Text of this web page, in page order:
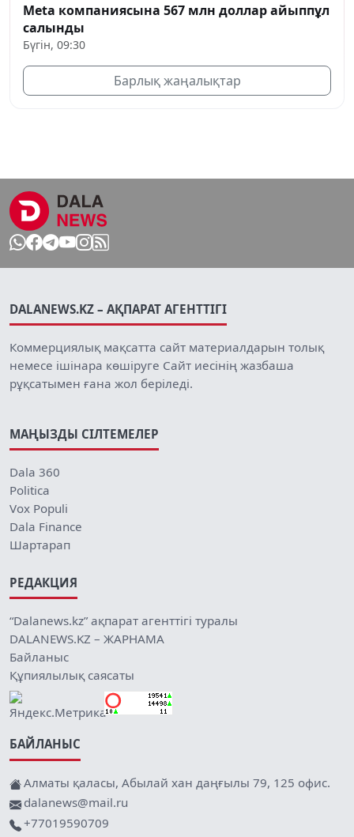
Meta компаниясына 567 млн доллар айыппұл
салынды
Бүгін, 09:30
Барлық жаңалықтар
DALANEWS.KZ – АҚПАРАТ АГЕНТТІГІ
Коммерциялық мақсатта сайт материалдарын толық
немесе ішінара көшіруге Сайт иесінің жазбаша
рұқсатымен ғана жол беріледі.
МАҢЫЗДЫ СІЛТЕМЕЛЕР
Dala 360
Politica
Vox Populi
Dala Finance
Шартарап
РЕДАКЦИЯ
“Dalanews.kz” ақпарат агенттігі туралы
DALANEWS.KZ – ЖАРНАМА
Байланыс
Құпиялылық саясаты
БАЙЛАНЫС
Алматы қаласы, Абылай хан даңғылы 79, 125 офис.
dalanews@mail.ru
+77019590709